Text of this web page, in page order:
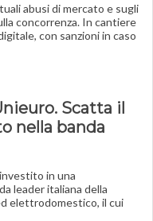
abusi di mercato e sugli
concorrenza. In cantiere
con sanzioni in caso
Scatta il
nella banda
in una
leader italiana della
elettrodomestico, il cui